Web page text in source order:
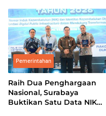
Pemerintahan
Raih Dua Penghargaan
Nasional, Surabaya
Buktikan Satu Data NIK